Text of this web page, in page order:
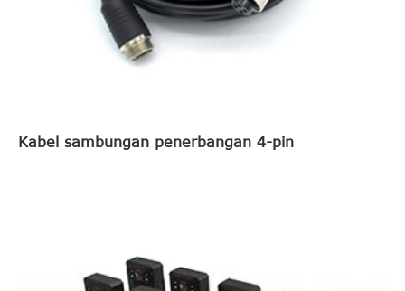
Kabel sambungan penerbangan 4-pin